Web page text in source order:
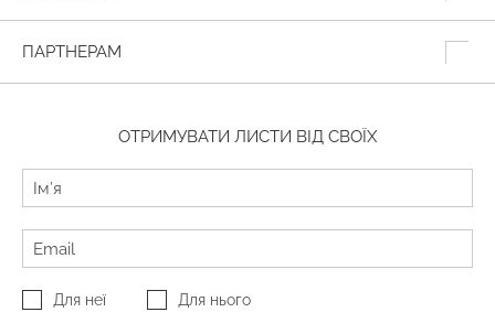
ПАРТНЕРАМ
ОТРИМУВАТИ ЛИСТИ ВІД СВОЇХ
Для неї Для нього